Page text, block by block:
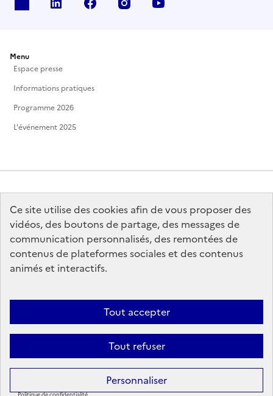
Ce site utilise des cookies afin de vous proposer des
vidéos, des boutons de partage, des messages de
communication personnalisés, des remontées de
contenus de plateformes sociales et des contenus
animés et interactifs.
Tout accepter
Tout refuser
Personnaliser
Linkedin Facebook Instagram
Menu
Espace presse
Informations pratiques
Programme 2026
L'événement 2025
MINISTÈRE
DE LA CULTURE
data.gouv.fr
Sauf mention contraire, tous les contenus de ce site sont sous